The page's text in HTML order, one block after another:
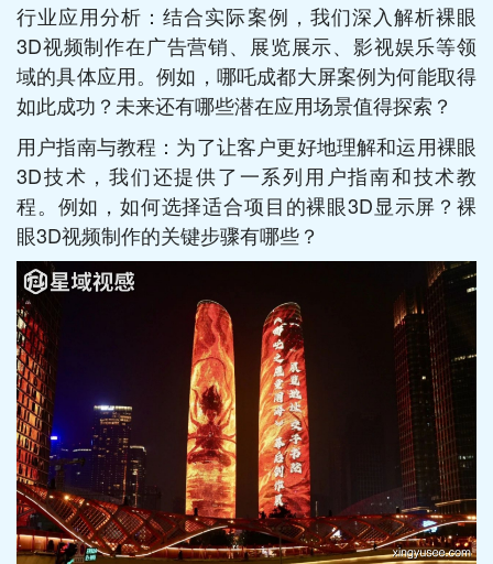
行业应用分析：结合实际案例，我们深入解析裸眼
3D视频制作在广告营销、展览展示、影视娱乐等领
域的具体应用。例如，哪吒成都大屏案例为何能取得
如此成功？未来还有哪些潜在应用场景值得探索？
用户指南与教程：为了让客户更好地理解和运用裸眼
3D技术，我们还提供了一系列用户指南和技术教
程。例如，如何选择适合项目的裸眼3D显示屏？裸
眼3D视频制作的关键步骤有哪些？